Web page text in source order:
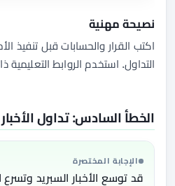
نصيحة مهنية
اكتب القرار والحسابات قبل تنفيذ
التداول. استخدم الروابط
الخطأ السادس: تداول
الإجابة المختصرة
قد توسع الأخبار السبريد وتسرع